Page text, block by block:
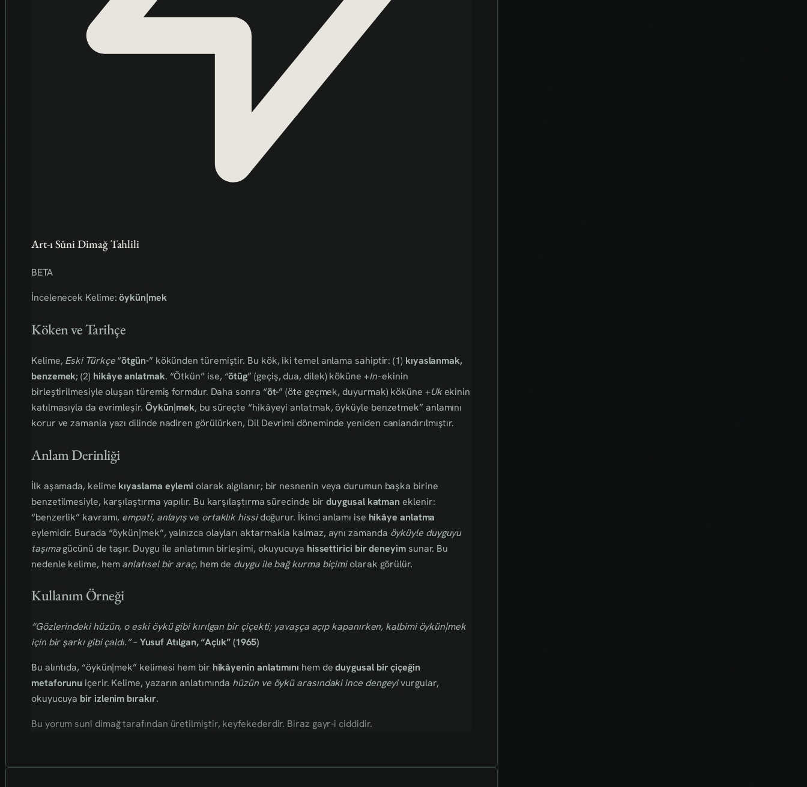
Art-ı Sûni Dimağ Tahlili
BETA
İncelenecek Kelime:öykün|mek
Köken ve Tarihçe
Kelime, Eski Türkçe“ötgün-” kökünden türemiştir. Bu kök, iki temel anlama sahiptir: (1) kıyaslanmak,
benzemek; (2) hikâye anlatmak. “Ötkün” ise, “ötüg” (geçiş, dua, dilek) köküne +In-ekinin
birleştirilmesiyle oluşan türemiş formdur. Daha sonra “öt-” (öte geçmek, duyurmak) köküne +Ukekinin
katılmasıyla da evrimleşir. Öykün|mek, bu süreçte “hikâyeyi anlatmak, öyküyle benzetmek” anlamını
korur ve zamanla yazı dilinde nadiren görülürken, Dil Devrimi döneminde yeniden canlandırılmıştır.
Anlam Derinliği
İlk aşamada, kelime kıyaslama eylemi olarak algılanır; bir nesnenin veya durumun başka birine
benzetilmesiyle, karşılaştırma yapılır. Bu karşılaştırma sürecinde birduygusal katman eklenir:
“benzerlik” kavramı, empati, anlayışve ortaklık hissidoğurur. İkinci anlamı ise hikâye anlatma
eylemidir. Burada “öykün|mek”, yalnızca olayları aktarmakla kalmaz, aynı zamanda öyküyle duyguyu
taşımagücünü de taşır. Duygu ile anlatımın birleşimi, okuyucuya hissettirici bir deneyimsunar. Bu
nedenle kelime, hemanlatısel bir araç, hem de duygu ile bağ kurma biçimiolarak görülür.
Kullanım Örneği
“Gözlerindeki hüzün, o eski öykü gibi kırılgan bir çiçekti; yavaşça açıp kapanırken, kalbimi öykün|mek
için bir şarkı gibi çaldı.”– Yusuf Atılgan, “Açlık” (1965)
Bu alıntıda, “öykün|mek” kelimesi hem bir hikâyenin anlatımını hem deduygusal bir çiçeğin
metaforunu içerir. Kelime, yazarın anlatımında hüzün ve öykü arasındaki ince dengeyivurgular,
okuyucuya bir izlenim bırakır.
Bu yorum sunî dimağ tarafından üretilmiştir, keyfekederdir. Biraz gayr-i ciddidir.